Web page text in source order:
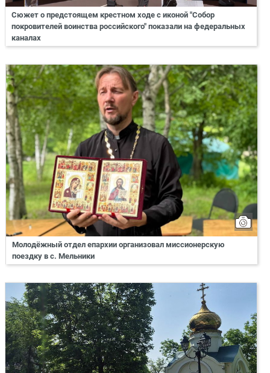
Сюжет о предстоящем крестном ходе с иконой "Собор
покровителей воинства российского" показали на федеральных
каналах
Молодёжный отдел епархии организовал миссионерскую
поездку в с. Мельники